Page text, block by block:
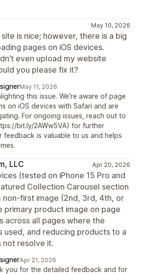
May 10, 2026
is nice; however, there is a big
pages on iOS devices.
even upload my website
you please fix it?
May 11, 2026
this issue. We're aware of page
on iOS devices with Safari and are
For ongoing issues, reach out to
bit.ly/2AWw5VA) for further
feedback is valuable to us and helps
LLC Apr 20, 2026
(tested on iPhone 15 Pro and
Collection Carousel section
non-first image (2nd, 3rd, 4th, or
primary product image on page
across all pages where the
used, and reducing products to a
not resolve it.
Apr 21, 2026
you for the detailed feedback and for